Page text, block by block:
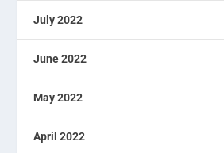
July 2022
June 2022
May 2022
April 2022